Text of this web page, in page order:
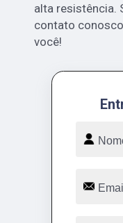
alta resistência.
contato
você!